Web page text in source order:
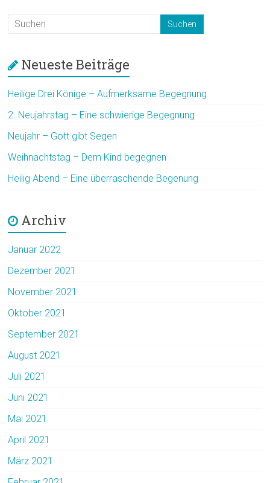
Neueste Beiträge
Heilige Drei Könige – Aufmerksame Begegnung
2. Neujahrstag – Eine schwierige Begegnung
Neujahr – Gott gibt Segen
Weihnachtstag – Dem Kind begegnen
Heilig Abend – Eine überraschende Begenung
Archiv
Januar 2022
Dezember 2021
November 2021
Oktober 2021
September 2021
August 2021
Juli 2021
Juni 2021
Mai 2021
April 2021
März 2021